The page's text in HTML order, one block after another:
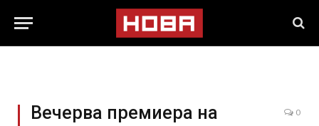
Вечерва премиера на
0